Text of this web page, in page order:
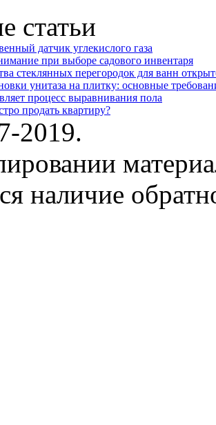
статьи
датчик углекислого газа
при выборе садового инвентаря
стеклянных перегородок для ванн
унитаза на плитку: основные
процесс выравнивания пола
продать квартиру?
2019.
наличие